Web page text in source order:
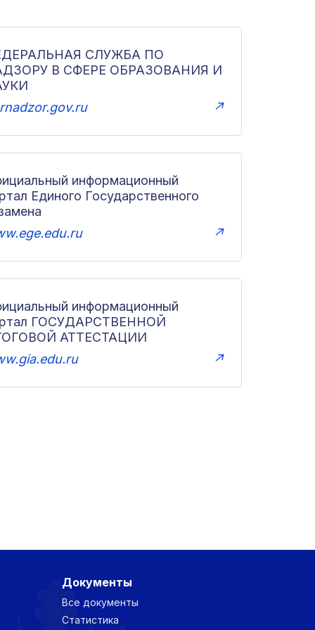
СЛУЖБА ПО
В СФЕРЕ ОБРАЗОВАНИЯ И
↗
информационный
Единого Государственного
↗
информационный
ГОСУДАРСТВЕННОЙ
АТТЕСТАЦИИ
↗
Документы
Все документы
Статистика